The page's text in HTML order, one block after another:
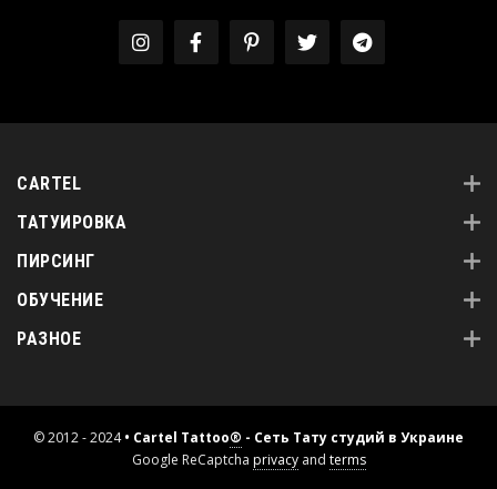
CARTEL
ТАТУИРОВКА
ПИРСИНГ
ОБУЧЕНИЕ
РАЗНОЕ
© 2012 - 2024• Cartel Tattoo® - Сеть Тату студий в Украине
Google ReCaptcha privacyand terms